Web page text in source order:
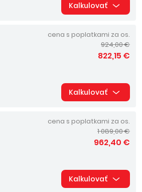
Kalkulovať
cena s poplatkami za os.
924,00 €
822,15 €
Kalkulovať
cena s poplatkami za os.
1 089,00 €
962,40 €
Kalkulovať